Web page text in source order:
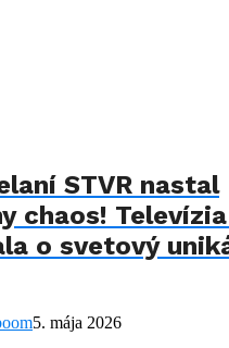
STVR nastal
chaos!
o svetový
5. mája 2026